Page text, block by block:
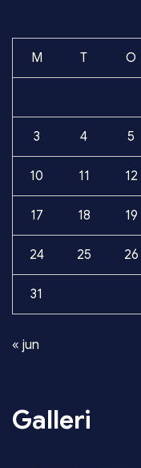
M T O
3 4 5
10 11 12
17 18 19
24 25 26
31
« jun
Galleri